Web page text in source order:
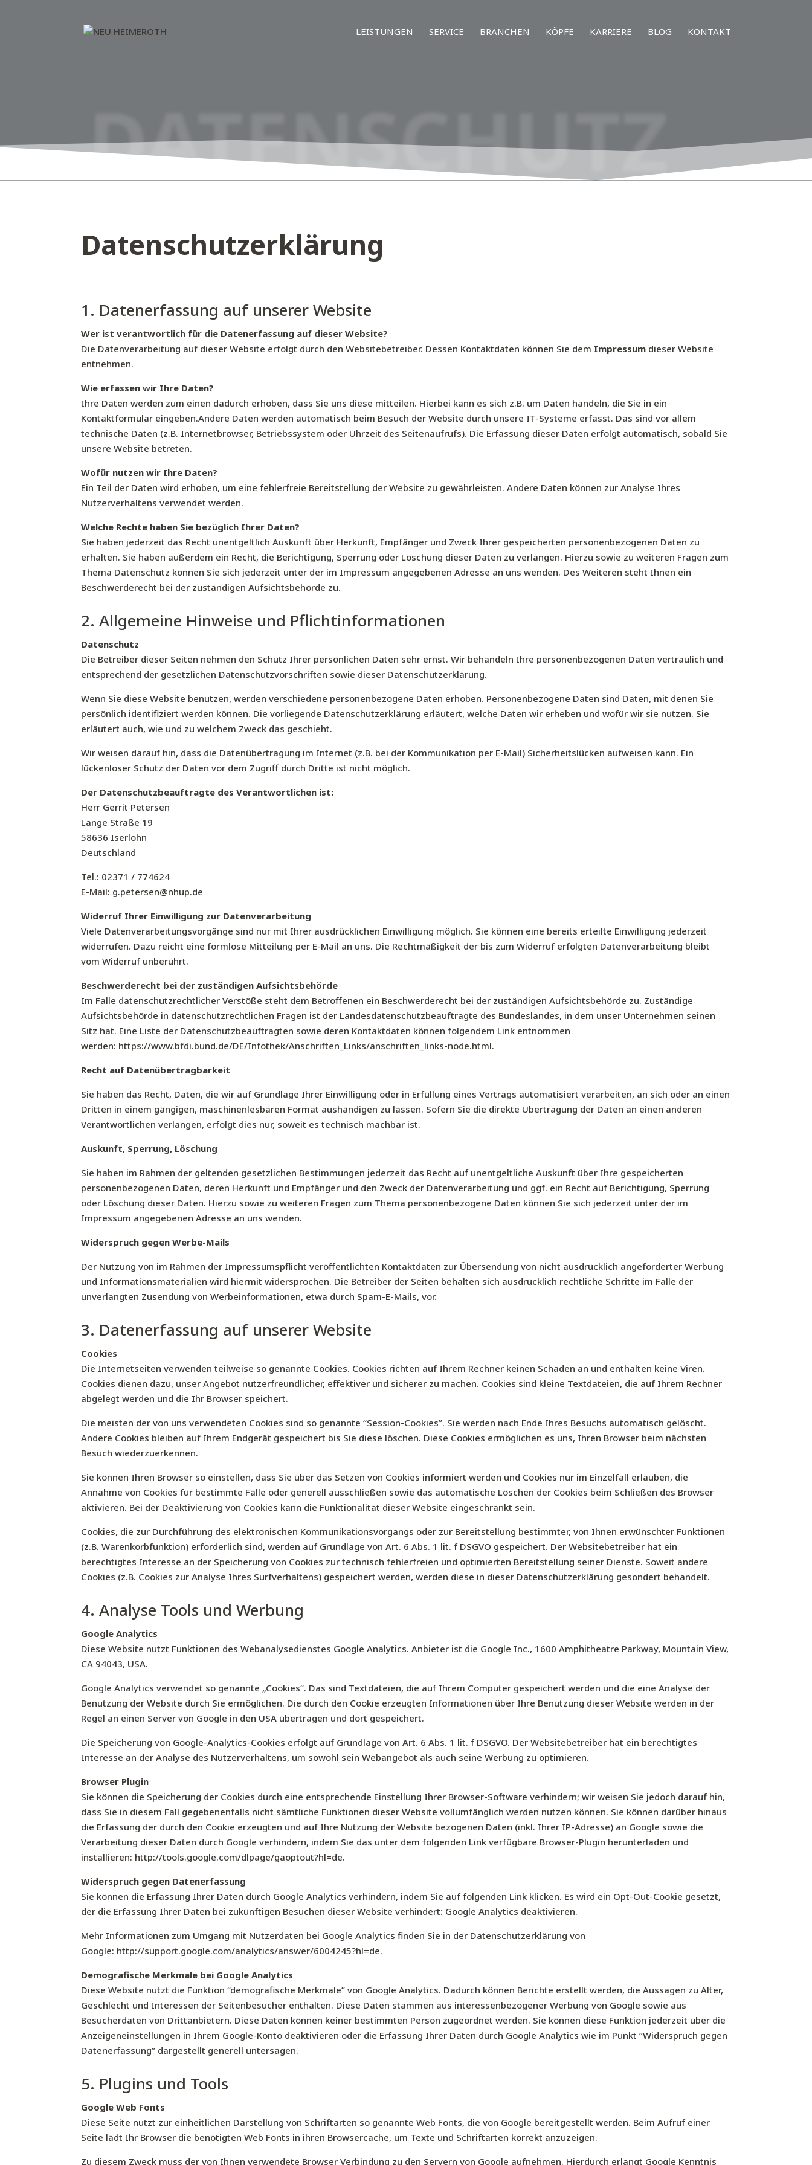
LEISTUNGEN SERVICE BRANCHEN KÖPFE KARRIERE BLOG KONTAKT
DATENSCHUTZ
Datenschutzerklärung
1. Datenerfassung auf unserer Website
Wer ist verantwortlich für die Datenerfassung auf dieser Website?
Die Datenverarbeitung auf dieser Website erfolgt durch den Websitebetreiber. Dessen Kontaktdaten können Sie dem Impressum dieser Website
entnehmen.
Wie erfassen wir Ihre Daten?
Ihre Daten werden zum einen dadurch erhoben, dass Sie uns diese mitteilen. Hierbei kann es sich z.B. um Daten handeln, die Sie in ein
Kontaktformular eingeben.Andere Daten werden automatisch beim Besuch der Website durch unsere IT-Systeme erfasst. Das sind vor allem
technische Daten (z.B. Internetbrowser, Betriebssystem oder Uhrzeit des Seitenaufrufs). Die Erfassung dieser Daten erfolgt automatisch, sobald Sie
unsere Website betreten.
Wofür nutzen wir Ihre Daten?
Ein Teil der Daten wird erhoben, um eine fehlerfreie Bereitstellung der Website zu gewährleisten. Andere Daten können zur Analyse Ihres
Nutzerverhaltens verwendet werden.
Welche Rechte haben Sie bezüglich Ihrer Daten?
Sie haben jederzeit das Recht unentgeltlich Auskunft über Herkunft, Empfänger und Zweck Ihrer gespeicherten personenbezogenen Daten zu
erhalten. Sie haben außerdem ein Recht, die Berichtigung, Sperrung oder Löschung dieser Daten zu verlangen. Hierzu sowie zu weiteren Fragen zum
Thema Datenschutz können Sie sich jederzeit unter der im Impressum angegebenen Adresse an uns wenden. Des Weiteren steht Ihnen ein
Beschwerderecht bei der zuständigen Aufsichtsbehörde zu.
2. Allgemeine Hinweise und Pflichtinformationen
Datenschutz
Die Betreiber dieser Seiten nehmen den Schutz Ihrer persönlichen Daten sehr ernst. Wir behandeln Ihre personenbezogenen Daten vertraulich und
entsprechend der gesetzlichen Datenschutzvorschriften sowie dieser Datenschutzerklärung.
Wenn Sie diese Website benutzen, werden verschiedene personenbezogene Daten erhoben. Personenbezogene Daten sind Daten, mit denen Sie
persönlich identifiziert werden können. Die vorliegende Datenschutzerklärung erläutert, welche Daten wir erheben und wofür wir sie nutzen. Sie
erläutert auch, wie und zu welchem Zweck das geschieht.
Wir weisen darauf hin, dass die Datenübertragung im Internet (z.B. bei der Kommunikation per E-Mail) Sicherheitslücken aufweisen kann. Ein
lückenloser Schutz der Daten vor dem Zugriff durch Dritte ist nicht möglich.
Der Datenschutzbeauftragte des Verantwortlichen ist:
Herr Gerrit Petersen
Lange Straße 19
58636 Iserlohn
Deutschland
Tel.: 02371 / 774624
E-Mail: g.petersen@nhup.de
Widerruf Ihrer Einwilligung zur Datenverarbeitung
Viele Datenverarbeitungsvorgänge sind nur mit Ihrer ausdrücklichen Einwilligung möglich. Sie können eine bereits erteilte Einwilligung jederzeit
widerrufen. Dazu reicht eine formlose Mitteilung per E-Mail an uns. Die Rechtmäßigkeit der bis zum Widerruf erfolgten Datenverarbeitung bleibt
vom Widerruf unberührt.
Beschwerderecht bei der zuständigen Aufsichtsbehörde
Im Falle datenschutzrechtlicher Verstöße steht dem Betroffenen ein Beschwerderecht bei der zuständigen Aufsichtsbehörde zu. Zuständige
Aufsichtsbehörde in datenschutzrechtlichen Fragen ist der Landesdatenschutzbeauftragte des Bundeslandes, in dem unser Unternehmen seinen
Sitz hat. Eine Liste der Datenschutzbeauftragten sowie deren Kontaktdaten können folgendem Link entnommen
werden: https://www.bfdi.bund.de/DE/Infothek/Anschriften_Links/anschriften_links-node.html.
Recht auf Datenübertragbarkeit
Sie haben das Recht, Daten, die wir auf Grundlage Ihrer Einwilligung oder in Erfüllung eines Vertrags automatisiert verarbeiten, an sich oder an einen
Dritten in einem gängigen, maschinenlesbaren Format aushändigen zu lassen. Sofern Sie die direkte Übertragung der Daten an einen anderen
Verantwortlichen verlangen, erfolgt dies nur, soweit es technisch machbar ist.
Auskunft, Sperrung, Löschung
Sie haben im Rahmen der geltenden gesetzlichen Bestimmungen jederzeit das Recht auf unentgeltliche Auskunft über Ihre gespeicherten
personenbezogenen Daten, deren Herkunft und Empfänger und den Zweck der Datenverarbeitung und ggf. ein Recht auf Berichtigung, Sperrung
oder Löschung dieser Daten. Hierzu sowie zu weiteren Fragen zum Thema personenbezogene Daten können Sie sich jederzeit unter der im
Impressum angegebenen Adresse an uns wenden.
Widerspruch gegen Werbe-Mails
Der Nutzung von im Rahmen der Impressumspflicht veröffentlichten Kontaktdaten zur Übersendung von nicht ausdrücklich angeforderter Werbung
und Informationsmaterialien wird hiermit widersprochen. Die Betreiber der Seiten behalten sich ausdrücklich rechtliche Schritte im Falle der
unverlangten Zusendung von Werbeinformationen, etwa durch Spam-E-Mails, vor.
3. Datenerfassung auf unserer Website
Cookies
Die Internetseiten verwenden teilweise so genannte Cookies. Cookies richten auf Ihrem Rechner keinen Schaden an und enthalten keine Viren.
Cookies dienen dazu, unser Angebot nutzerfreundlicher, effektiver und sicherer zu machen. Cookies sind kleine Textdateien, die auf Ihrem Rechner
abgelegt werden und die Ihr Browser speichert.
Die meisten der von uns verwendeten Cookies sind so genannte “Session-Cookies”. Sie werden nach Ende Ihres Besuchs automatisch gelöscht.
Andere Cookies bleiben auf Ihrem Endgerät gespeichert bis Sie diese löschen. Diese Cookies ermöglichen es uns, Ihren Browser beim nächsten
Besuch wiederzuerkennen.
Sie können Ihren Browser so einstellen, dass Sie über das Setzen von Cookies informiert werden und Cookies nur im Einzelfall erlauben, die
Annahme von Cookies für bestimmte Fälle oder generell ausschließen sowie das automatische Löschen der Cookies beim Schließen des Browser
aktivieren. Bei der Deaktivierung von Cookies kann die Funktionalität dieser Website eingeschränkt sein.
Cookies, die zur Durchführung des elektronischen Kommunikationsvorgangs oder zur Bereitstellung bestimmter, von Ihnen erwünschter Funktionen
(z.B. Warenkorbfunktion) erforderlich sind, werden auf Grundlage von Art. 6 Abs. 1 lit. f DSGVO gespeichert. Der Websitebetreiber hat ein
berechtigtes Interesse an der Speicherung von Cookies zur technisch fehlerfreien und optimierten Bereitstellung seiner Dienste. Soweit andere
Cookies (z.B. Cookies zur Analyse Ihres Surfverhaltens) gespeichert werden, werden diese in dieser Datenschutzerklärung gesondert behandelt.
4. Analyse Tools und Werbung
Google Analytics
Diese Website nutzt Funktionen des Webanalysedienstes Google Analytics. Anbieter ist die Google Inc., 1600 Amphitheatre Parkway, Mountain View,
CA 94043, USA.
Google Analytics verwendet so genannte „Cookies“. Das sind Textdateien, die auf Ihrem Computer gespeichert werden und die eine Analyse der
Benutzung der Website durch Sie ermöglichen. Die durch den Cookie erzeugten Informationen über Ihre Benutzung dieser Website werden in der
Regel an einen Server von Google in den USA übertragen und dort gespeichert.
Die Speicherung von Google-Analytics-Cookies erfolgt auf Grundlage von Art. 6 Abs. 1 lit. f DSGVO. Der Websitebetreiber hat ein berechtigtes
Interesse an der Analyse des Nutzerverhaltens, um sowohl sein Webangebot als auch seine Werbung zu optimieren.
Browser Plugin
Sie können die Speicherung der Cookies durch eine entsprechende Einstellung Ihrer Browser-Software verhindern; wir weisen Sie jedoch darauf hin,
dass Sie in diesem Fall gegebenenfalls nicht sämtliche Funktionen dieser Website vollumfänglich werden nutzen können. Sie können darüber hinaus
die Erfassung der durch den Cookie erzeugten und auf Ihre Nutzung der Website bezogenen Daten (inkl. Ihrer IP-Adresse) an Google sowie die
Verarbeitung dieser Daten durch Google verhindern, indem Sie das unter dem folgenden Link verfügbare Browser-Plugin herunterladen und
installieren: http://tools.google.com/dlpage/gaoptout?hl=de.
Widerspruch gegen Datenerfassung
Sie können die Erfassung Ihrer Daten durch Google Analytics verhindern, indem Sie auf folgenden Link klicken. Es wird ein Opt-Out-Cookie gesetzt,
der die Erfassung Ihrer Daten bei zukünftigen Besuchen dieser Website verhindert: Google Analytics deaktivieren.
Mehr Informationen zum Umgang mit Nutzerdaten bei Google Analytics finden Sie in der Datenschutzerklärung von
Google: http://support.google.com/analytics/answer/6004245?hl=de.
Demografische Merkmale bei Google Analytics
Diese Website nutzt die Funktion “demografische Merkmale” von Google Analytics. Dadurch können Berichte erstellt werden, die Aussagen zu Alter,
Geschlecht und Interessen der Seitenbesucher enthalten. Diese Daten stammen aus interessenbezogener Werbung von Google sowie aus
Besucherdaten von Drittanbietern. Diese Daten können keiner bestimmten Person zugeordnet werden. Sie können diese Funktion jederzeit über die
Anzeigeneinstellungen in Ihrem Google-Konto deaktivieren oder die Erfassung Ihrer Daten durch Google Analytics wie im Punkt “Widerspruch gegen
Datenerfassung” dargestellt generell untersagen.
5. Plugins und Tools
Google Web Fonts
Diese Seite nutzt zur einheitlichen Darstellung von Schriftarten so genannte Web Fonts, die von Google bereitgestellt werden. Beim Aufruf einer
Seite lädt Ihr Browser die benötigten Web Fonts in ihren Browsercache, um Texte und Schriftarten korrekt anzuzeigen.
Zu diesem Zweck muss der von Ihnen verwendete Browser Verbindung zu den Servern von Google aufnehmen. Hierdurch erlangt Google Kenntnis